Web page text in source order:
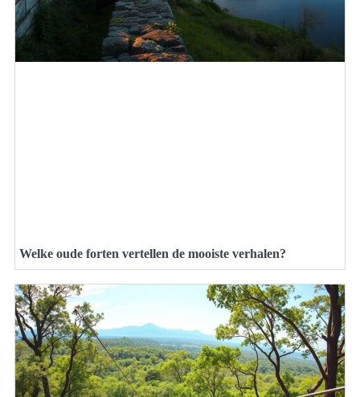
Welke oude forten vertellen de mooiste verhalen?